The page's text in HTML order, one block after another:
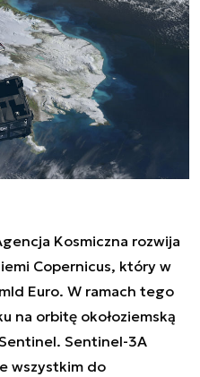
Kosmiczna rozwija
Copernicus, który w
Euro. W ramach tego
na orbitę okołoziemską
. Sentinel-3A
wszystkim do